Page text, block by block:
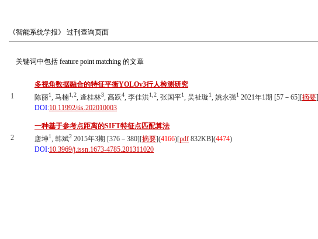
《智能系统学报》 过刊查询页面
关键词中包括 feature point matching 的文章
1
多视角数据融合的特征平衡YOLOv3行人检测研究
陈丽1, 马楠1,2, 逄桂林3, 高跃4, 李佳洪1,2, 张国平1, 吴祉璇1, 姚永强1 2021年1期 [57－65][摘要
DOI:10.11992/tis.202010003
2
一种基于参考点距离的SIFT特征点匹配算法
唐坤1, 韩斌2 2015年3期 [376－380][摘要](4166)[pdf 832KB](4474)
DOI:10.3969/j.issn.1673-4785.201311020